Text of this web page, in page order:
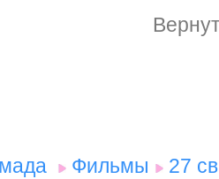
Фильмы 27